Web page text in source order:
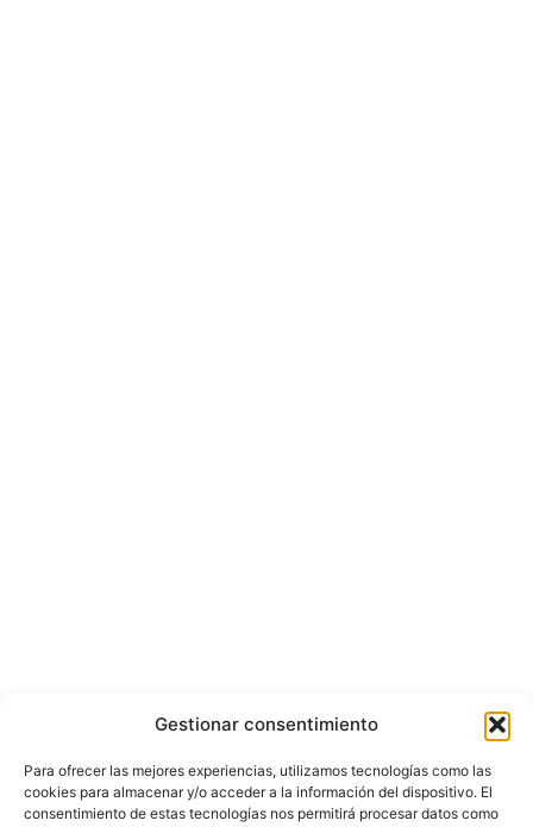
Gestionar consentimiento
Para ofrecer las mejores experiencias, utilizamos tecnologías como las
cookies para almacenar y/o acceder a la información del dispositivo. El
consentimiento de estas tecnologías nos permitirá procesar datos como